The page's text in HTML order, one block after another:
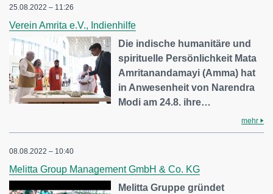
25.08.2022 – 11:26
Verein Amrita e.V., Indienhilfe
Die indische humanitäre und
spirituelle Persönlichkeit Mata
Amritanandamayi (Amma) hat
in Anwesenheit von Narendra
Modi am 24.8. ihre…
mehr
08.08.2022 – 10:40
Melitta Group Management GmbH & Co. KG
Melitta Gruppe gründet